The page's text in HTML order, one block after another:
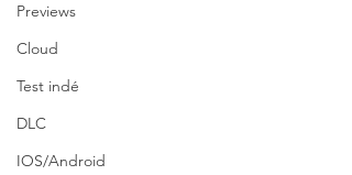
Previews
Cloud
Test indé
DLC
IOS/Android